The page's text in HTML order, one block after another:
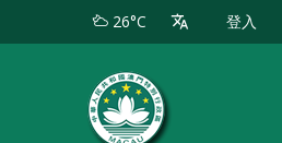
26°C 登入